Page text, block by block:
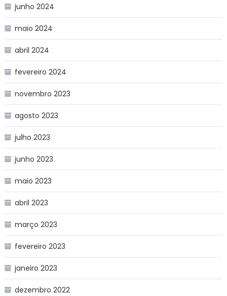
junho 2024
maio 2024
abril 2024
fevereiro 2024
novembro 2023
agosto 2023
julho 2023
junho 2023
maio 2023
abril 2023
março 2023
fevereiro 2023
janeiro 2023
dezembro 2022